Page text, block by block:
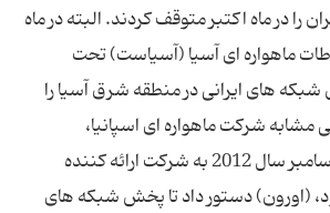
را در ماه اکتبر متوقف کردند. البته در ماه
ماهواره ای آسیا (آسیاست) تحت
های ایرانی در منطقه شرق آسیا را
مشابه شرکت ماهواره ای اسپانیا،
(هیسپاست) در ماه دسامبر سال 2012 به شرکت ارائه کننده
(اورون) دستور داد تا پخش شبکه های